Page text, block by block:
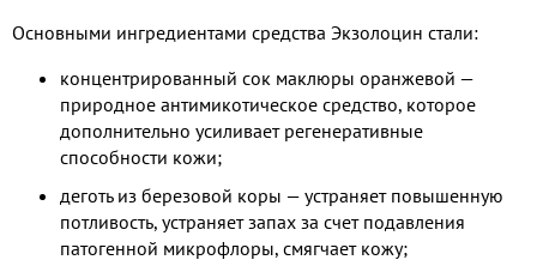
Основными ингредиентами средства Экзолоцин стали:
концентрированный сок маклюры оранжевой —
природное антимикотическое средство, которое
дополнительно усиливает регенеративные
способности кожи;
деготь из березовой коры — устраняет повышенную
потливость, устраняет запах за счет подавления
патогенной микрофлоры, смягчает кожу;